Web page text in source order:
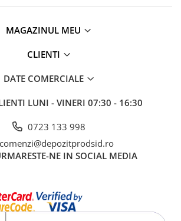
răsucit
MAGAZINUL MEU
CLIENTI
DATE COMERCIALE
LUNI - VINERI 07:30 - 16:30
0723 133 998
comenzi@depozitprodsid.ro
NE IN SOCIAL MEDIA